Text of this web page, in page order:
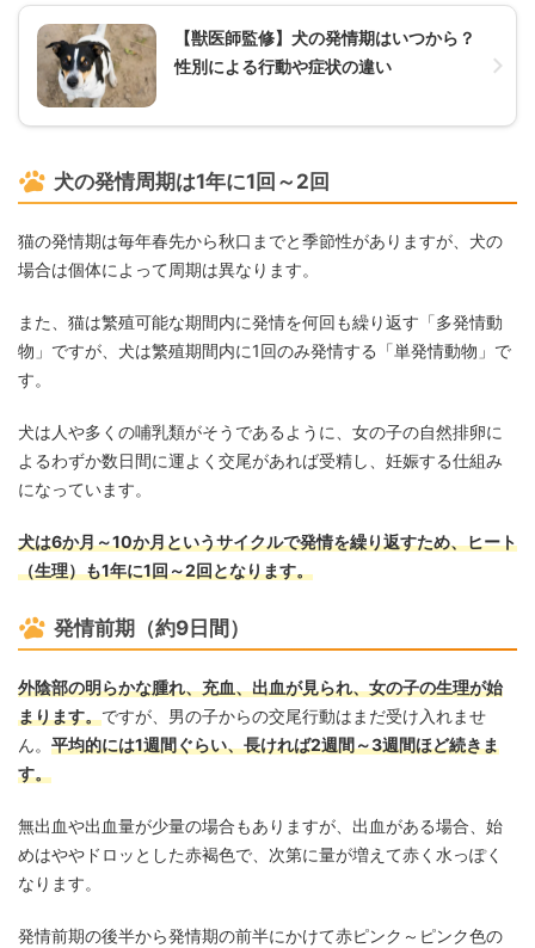
【獣医師監修】犬の発情期はいつから？
性別による行動や症状の違い
犬の発情周期は1年に1回～2回
猫の発情期は毎年春先から秋口までと季節性がありますが、犬の
場合は個体によって周期は異なります。
また、猫は繁殖可能な期間内に発情を何回も繰り返す「多発情動
物」ですが、犬は繁殖期間内に1回のみ発情する「単発情動物」で
す。
犬は人や多くの哺乳類がそうであるように、女の子の自然排卵に
よるわずか数日間に運よく交尾があれば受精し、妊娠する仕組み
になっています。
犬は6か月～10か月というサイクルで発情を繰り返すため、ヒート
（生理）も1年に1回～2回となります。
発情前期（約9日間）
外陰部の明らかな腫れ、充血、出血が見られ、女の子の生理が始
まります。ですが、男の子からの交尾行動はまだ受け入れませ
ん。 平均的には1週間ぐらい、長ければ2週間～3週間ほど続きま
す。
無出血や出血量が少量の場合もありますが、出血がある場合、始
めはややドロッとした赤褐色で、次第に量が増えて赤く水っぽく
なります。
発情前期の後半から発情期の前半にかけて赤ピンク～ピンク色の